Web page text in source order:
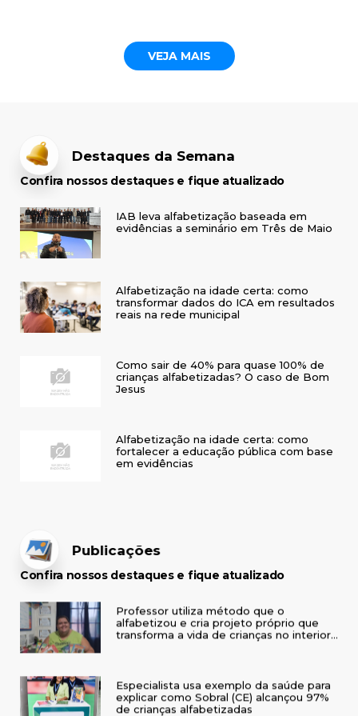
VEJA MAIS
Destaques da Semana
Confira nossos destaques e fique atualizado
IAB leva alfabetização baseada em
evidências a seminário em Três de Maio
Alfabetização na idade certa: como
transformar dados do ICA em resultados
reais na rede municipal
Como sair de 40% para quase 100% de
crianças alfabetizadas? O caso de Bom
Jesus
Alfabetização na idade certa: como
fortalecer a educação pública com base
em evidências
Publicações
Confira nossos destaques e fique atualizado
Professor utiliza método que o
alfabetizou e cria projeto próprio que
transforma a vida de crianças no interior
Especialista usa exemplo da saúde para
explicar como Sobral (CE) alcançou 97%
de crianças alfabetizadas